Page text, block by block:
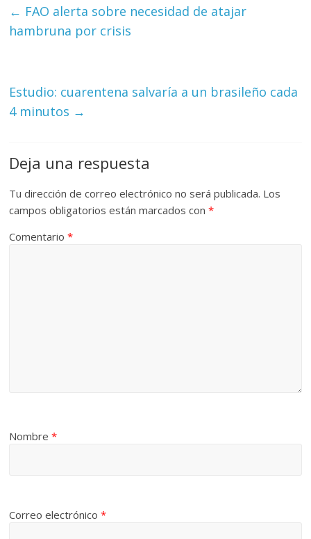
← FAO alerta sobre necesidad de atajar
hambruna por crisis
Estudio: cuarentena salvaría a un brasileño cada
4 minutos →
Deja una respuesta
Tu dirección de correo electrónico no será publicada. Los
campos obligatorios están marcados con*
Comentario*
Nombre*
Correo electrónico*